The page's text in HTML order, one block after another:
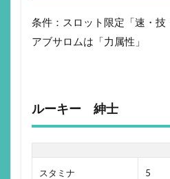
条件：スロット限定「速・技
アブサロムは「力属性」
ルーキー 紳士
スタミナ 5